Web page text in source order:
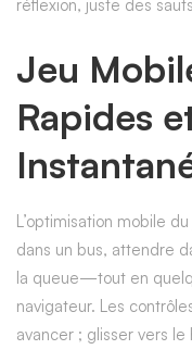
réflexion, juste des
Jeu
Rapides
L’optimisation mobile
dans un bus, attendre
la queue—tout en
navigateur. Les
avancer ; glisser vers